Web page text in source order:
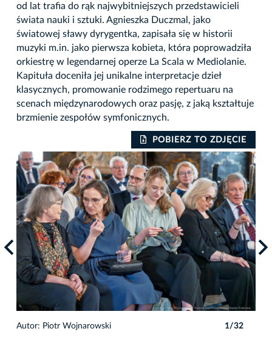
od lat trafia do rąk najwybitniejszych przedstawicieli
świata nauki i sztuki. Agnieszka Duczmal, jako
światowej sławy dyrygentka, zapisała się w historii
muzyki m.in. jako pierwsza kobieta, która poprowadziła
orkiestrę w legendarnej operze La Scala w Mediolanie.
Kapituła doceniła jej unikalne interpretacje dzieł
klasycznych, promowanie rodzimego repertuaru na
scenach międzynarodowych oraz pasję, z jaką kształtuje
brzmienie zespołów symfonicznych.
POBIERZ TO ZDJĘCIE
Autor: Piotr Wojnarowski 1/32